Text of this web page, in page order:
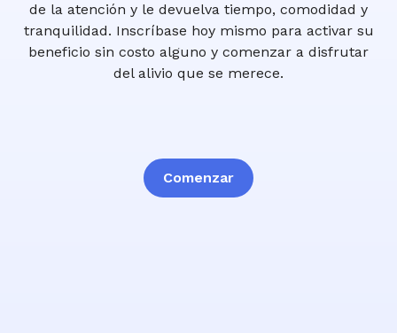
de la atención y le devuelva tiempo, comodidad y
tranquilidad. Inscríbase hoy mismo para activar su
beneficio sin costo alguno y comenzar a disfrutar
del alivio que se merece.
Comenzar